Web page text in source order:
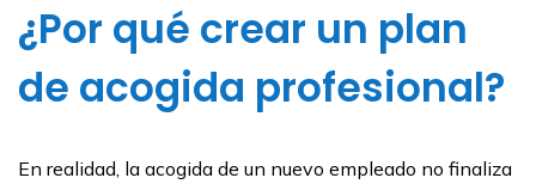
¿Por qué crear un plan
de acogida profesional?
En realidad, la acogida de un nuevo empleado no finaliza